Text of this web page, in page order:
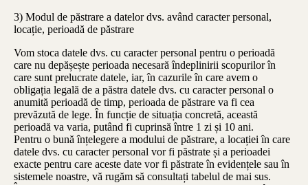
3) Modul de păstrare a datelor dvs. având caracter personal,
locație, perioadă de păstrare
Vom stoca datele dvs. cu caracter personal pentru o perioadă
care nu depășește perioada necesară îndeplinirii scopurilor în
care sunt prelucrate datele, iar, în cazurile în care avem o
obligația legală de a păstra datele dvs. cu caracter personal o
anumită perioadă de timp, perioada de păstrare va fi cea
prevăzută de lege. În funcție de situația concretă, această
perioadă va varia, putând fi cuprinsă între 1 zi și 10 ani.
Pentru o bună înțelegere a modului de păstrare, a locației în care
datele dvs. cu caracter personal vor fi păstrate și a perioadei
exacte pentru care aceste date vor fi păstrate în evidențele sau în
sistemele noastre, vă rugăm să consultați tabelul de mai sus.